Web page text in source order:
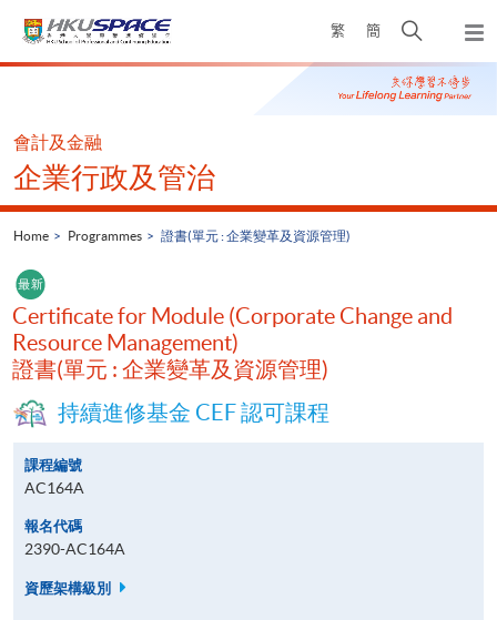
繁 簡
Open
search
panel
Main
會計及金融
企業行政及管治
Home Programmes 證書(單元 : 企業變革及資源管理)
Certificate for Module (Corporate Change and
Resource Management)
證書(單元 : 企業變革及資源管理)
持續進修基金 CEF 認可課程
課程編號
AC164A
報名代碼
2390-AC164A
資歷架構級別